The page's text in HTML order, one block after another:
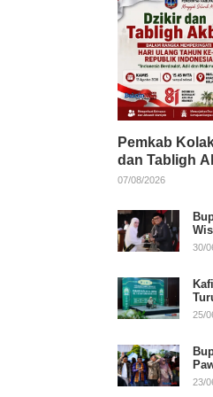
Pemkab
dan Tabligh
81 RI,
07/08/2026
30/
25/
23/